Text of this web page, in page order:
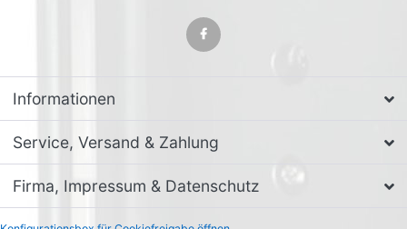
Informationen
Service, Versand & Zahlung
Firma, Impressum & Datenschutz